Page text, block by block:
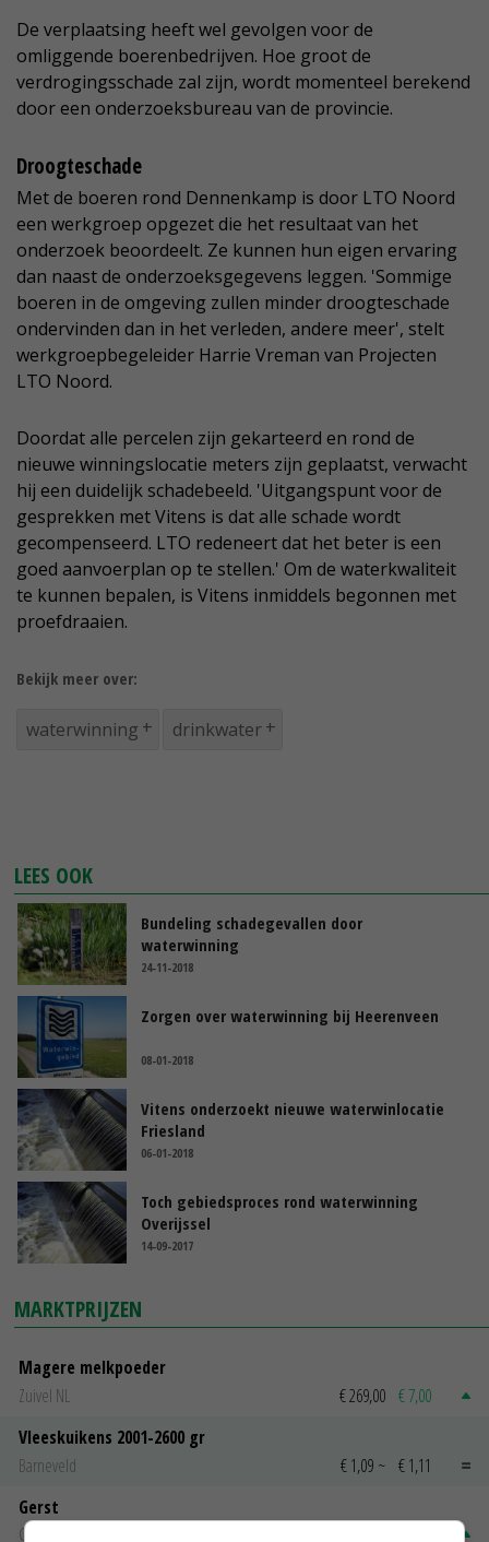
De verplaatsing heeft wel gevolgen voor de
omliggende boerenbedrijven. Hoe groot de
verdrogingsschade zal zijn, wordt momenteel berekend
door een onderzoeksbureau van de provincie.
Droogteschade
Met de boeren rond Dennenkamp is door LTO Noord
een werkgroep opgezet die het resultaat van het
onderzoek beoordeelt. Ze kunnen hun eigen ervaring
dan naast de onderzoeksgegevens leggen. 'Sommige
boeren in de omgeving zullen minder droogteschade
ondervinden dan in het verleden, andere meer', stelt
werkgroepbegeleider Harrie Vreman van Projecten
LTO Noord.
Doordat alle percelen zijn gekarteerd en rond de
nieuwe winningslocatie meters zijn geplaatst, verwacht
hij een duidelijk schadebeeld. 'Uitgangspunt voor de
gesprekken met Vitens is dat alle schade wordt
gecompenseerd. LTO redeneert dat het beter is een
goed aanvoerplan op te stellen.' Om de waterkwaliteit
te kunnen bepalen, is Vitens inmiddels begonnen met
proefdraaien.
Bekijk meer over:
waterwinning drinkwater
LEES OOK
Bundeling schadegevallen door
waterwinning
24-11-2018
Zorgen over waterwinning bij Heerenveen
08-01-2018
Vitens onderzoekt nieuwe waterwinlocatie
Friesland
06-01-2018
Toch gebiedsproces rond waterwinning
Overijssel
14-09-2017
MARKTPRIJZEN
Magere melkpoeder
Zuivel NL
€ 269,00 € 7,00
Vleeskuikens 2001-2600 gr
Barneveld
€ 1,09 ~ € 1,11
Gerst
Groningen